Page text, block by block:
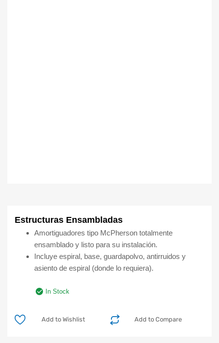
Estructuras Ensambladas
Amortiguadores tipo McPherson totalmente
ensamblado y listo para su instalación.
Incluye espiral, base, guardapolvo, antirruidos y
asiento de espiral (donde lo requiera).
In Stock
Add to Compare
Add to Wishlist